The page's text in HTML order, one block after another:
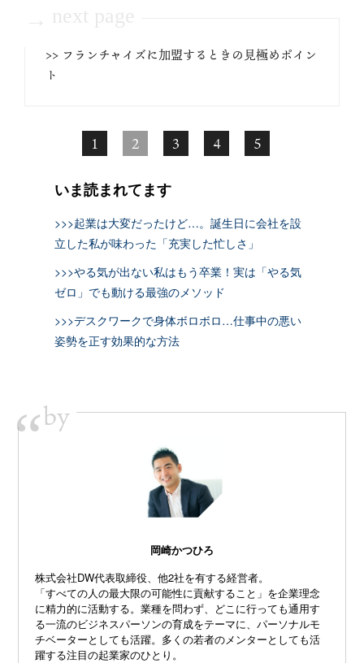
>> フランチャイズに加盟するときの見極めポイン
ト
1 2 3 4 5
いま読まれてます
>>>起業は大変だったけど…。誕生日に会社を設
立した私が味わった「充実した忙しさ」
>>>やる気が出ない私はもう卒業！実は「やる気
ゼロ」でも動ける最強のメソッド
>>>デスクワークで身体ボロボロ…仕事中の悪い
姿勢を正す効果的な方法
“by
岡崎かつひろ
株式会社DW代表取締役、他2社を有する経営者。
「すべての人の最大限の可能性に貢献すること」を企業理念
に精力的に活動する。業種を問わず、どこに行っても通用す
る一流のビジネスパーソンの育成をテーマに、パーソナルモ
チベーターとしても活躍。多くの若者のメンターとしても活
躍する注目の起業家のひとり。